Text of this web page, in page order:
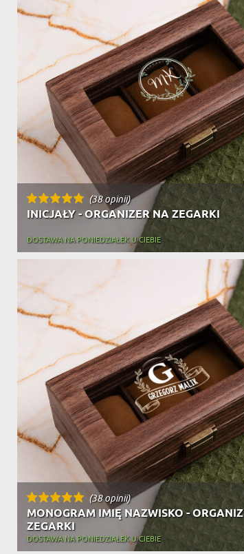
PREZENT DLA
(38 opinii)
INICJAŁY - ORGANIZER NA ZEGARKI
DOSTAWA NA PONIEDZIAŁEK U CIEBIE
(38 opinii)
MONOGRAM IMIĘ NAZWISKO -
ZEGARKI
DOSTAWA NA PONIEDZIAŁEK U CIEBIE